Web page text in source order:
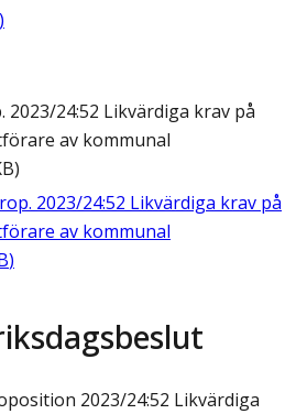
)
2023/24:52 Likvärdiga krav på
av kommunal
)
2023/24:52 Likvärdiga krav på
av kommunal
)
2023/24:52 Likvärdiga